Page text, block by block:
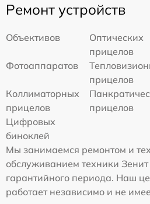
Ремонт устройств
Объективов
Оптических
прицелов
Фотоаппаратов
прицелов
Коллиматорных
прицелов
прицелов
Цифровых
биноклей
Мы занимаемся ремонтом и
обслуживанием техники Зенит
гарантийного периода. Наш
работает независимо и не